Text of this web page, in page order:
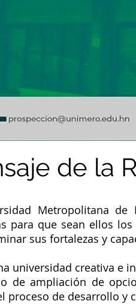
de la
Metropolitana
para que sean ellos
sus fortalezas y
universidad creativa e
de ampliación de
proceso de desarrollo y